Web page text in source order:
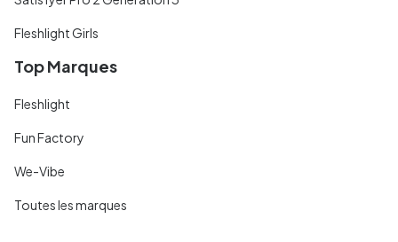
Fleshlight Girls
Top Marques
Fleshlight
Fun Factory
We-Vibe
Toutes les marques